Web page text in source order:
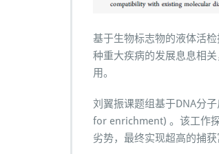
c
l
C
h
i
s
r
基于生物标志物的液体活
种重大疾病的发展息息相
用。
刘翼振课题组基于DNA分
for enrichment) 。该工作
劣势，最终实现超高的捕获